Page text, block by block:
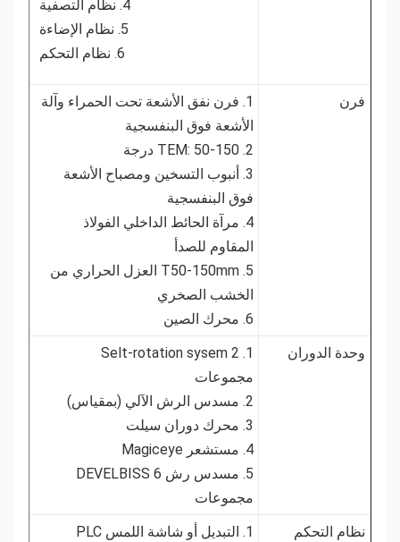
1. فرن نفق الأشعة تحت الحمراء وآلة
الأشعة فوق البنفسجية
3. أنبوب التسخين ومصباح الأشعة
فوق البنفسجية
4. مرآة الحائط الداخلي الفولاذ
المقاوم للصدأ
5. T50-150mm العزل الحراري من
الخشب الصخري
وحدة الدوران
1. Selt-rotation sysem 2
مجموعات
5. مسدس رش DEVELBISS 6
مجموعات
نظام التحكم